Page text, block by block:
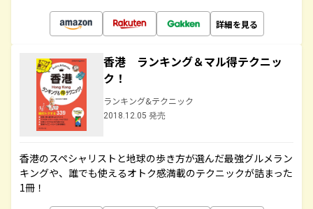
詳細を見る
香港 ランキング＆マル得テクニッ
ク！
ランキング&テクニック
2018.12.05 発売
香港のスペシャリストと地球の歩き方が選んだ最強グルメラン
キングや、誰でも使えるオトク感満載のテクニックが詰まった
1冊！